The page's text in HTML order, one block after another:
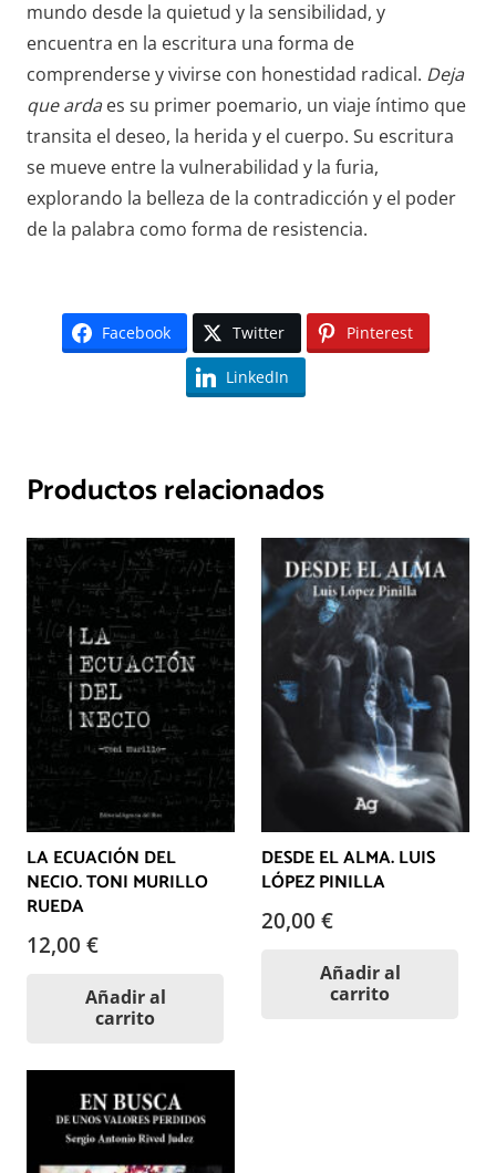
mundo desde la quietud y la sensibilidad, y
encuentra en la escritura una forma de
comprenderse y vivirse con honestidad radical. Deja
que ardaes su primer poemario, un viaje íntimo que
transita el deseo, la herida y el cuerpo. Su escritura
se mueve entre la vulnerabilidad y la furia,
explorando la belleza de la contradicción y el poder
de la palabra como forma de resistencia.
Facebook Twitter Pinterest
LinkedIn
Productos relacionados
LA ECUACIÓN DEL
NECIO. TONI MURILLO
RUEDA
12,00 €
Añadir al
carrito
DESDE EL ALMA. LUIS
LÓPEZ PINILLA
20,00 €
Añadir al
carrito